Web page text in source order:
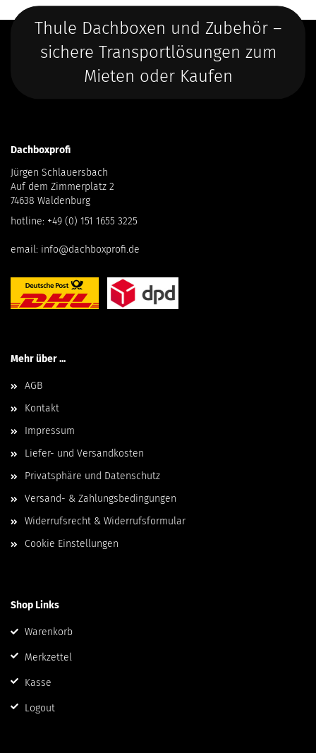
Thule Dachboxen und Zubehör –
sichere Transportlösungen zum
Mieten oder Kaufen
Dachboxprofi
Jürgen Schlauersbach
Auf dem Zimmerplatz 2
74638 Waldenburg
hotline: +49 (0) 151 1655 3225
email: info@dachboxprofi.de
Mehr über ...
AGB
Kontakt
Impressum
Liefer- und Versandkosten
Privatsphäre und Datenschutz
Versand- & Zahlungsbedingungen
Widerrufsrecht & Widerrufsformular
Cookie Einstellungen
Shop Links
Warenkorb
Merkzettel
Kasse
Logout